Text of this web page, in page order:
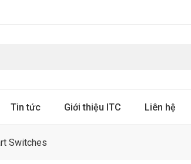
Tin tức Giới thiệu ITC Liên hệ
Switches